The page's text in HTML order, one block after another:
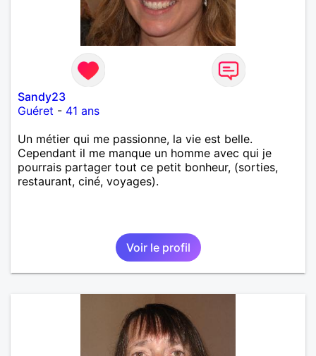
Sandy23
Guéret - 41 ans
Un métier qui me passionne, la vie est belle.
Cependant il me manque un homme avec qui je
pourrais partager tout ce petit bonheur, (sorties,
restaurant, ciné, voyages).
Voir le profil